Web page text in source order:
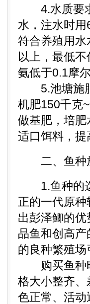
4.水质要求
水，注水时
符合养殖用
以上，最低
氨低于0.1摩
5.池塘施肥
机肥150千克
做基肥，培
适口饵料，提
二、鱼种
1.鱼种的选
正的一代原
出彭泽鲫的
品鱼和创高
的良种繁殖
购买鱼种时
格大小整齐
色正常、活